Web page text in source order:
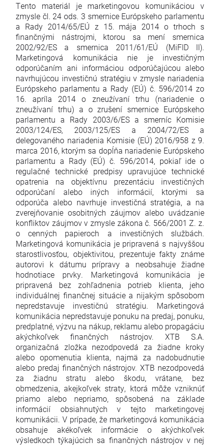
Tento materiál je marketingovou komunikáciou v
zmysle čl. 24 ods. 3 smernice Európskeho parlamentu
a Rady 2014/65/EÚ z 15. mája 2014 o trhoch s
finančnými nástrojmi, ktorou sa mení smernica
2002/92/ES a smernica 2011/61/EÚ (MiFID II).
Marketingová komunikácia nie je investičným
odporúčaním ani informáciou odporúčajúcou alebo
navrhujúcou investičnú stratégiu v zmysle nariadenia
Európskeho parlamentu a Rady (EÚ) č. 596/2014 zo
16. apríla 2014 o zneužívaní trhu (nariadenie o
zneužívaní trhu) a o zrušení smernice Európskeho
parlamentu a Rady 2003/6/ES a smerníc Komisie
2003/124/ES, 2003/125/ES a 2004/72/ES a
delegovaného nariadenia Komisie (EÚ) 2016/958 z 9.
marca 2016, ktorým sa dopĺňa nariadenie Európskeho
parlamentu a Rady (EÚ) č. 596/2014, pokiaľ ide o
regulačné technické predpisy upravujúce technické
opatrenia na objektívnu prezentáciu investičných
odporúčaní alebo iných informácií, ktorými sa
odporúča alebo navrhuje investičná stratégia, a na
zverejňovanie osobitných záujmov alebo uvádzanie
konfliktov záujmov v zmysle zákona č. 566/2001 Z. z.
o cenných papieroch a investičných službách.
Marketingová komunikácia je pripravená s najvyššou
starostlivosťou, objektivitou, prezentuje fakty známe
autorovi k dátumu prípravy a neobsahuje žiadne
hodnotiace prvky. Marketingová komunikácia je
pripravená bez zohľadnenia potrieb klienta, jeho
individuálnej finančnej situácie a nijakým spôsobom
nepredstavuje investičnú stratégiu. Marketingová
komunikácia nepredstavuje ponuku na predaj, ponuku,
predplatné, výzvu na nákup, reklamu alebo propagáciu
akýchkoľvek finančných nástrojov. XTB S.A.
organizačná zložka nezodpovedá za žiadne kroky
alebo opomenutia klienta, najmä za nadobudnutie
alebo predaj finančných nástrojov. XTB nezodpovedá
za žiadnu stratu alebo škodu, vrátane, bez
obmedzenia, akejkoľvek straty, ktorá môže vzniknúť
priamo alebo nepriamo, spôsobená na základe
informácií obsiahnutých v tejto marketingovej
komunikácii. V prípade, že marketingová komunikácia
obsahuje akékoľvek informácie o akýchkoľvek
výsledkoch týkajúcich sa finančných nástrojov v nej